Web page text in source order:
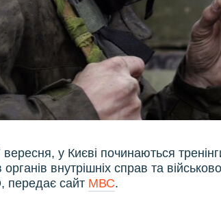
у Києві починаються
органів внутрішніх справ та
передає сайт МВС.